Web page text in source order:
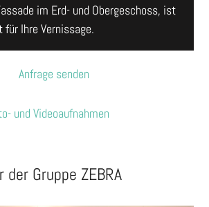
im Erd- und Obergeschoss, ist
für Ihre Vernissage.
Anfrage senden
und Videoaufnahmen
Gruppe ZEBRA